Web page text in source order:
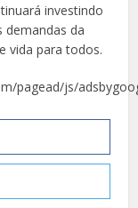
investindo
demandas da
vida para todos.
pagead/js/